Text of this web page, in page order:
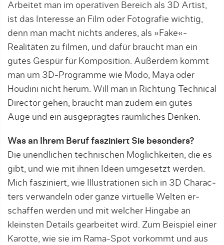
Arbeitet man im operativen Bereich als 3D Artist,
ist das Interesse an Film oder Fotografie wichtig,
denn man macht nichts anderes, als »Fake«-
Realitäten zu filmen, und dafür braucht man ein
gutes Gespür für Komposition. Außerdem kommt
man um 3D-Programme wie Modo, Maya oder
Houdini nicht he­rum. Will man in Richtung Technical
Director gehen, braucht man zudem ein gutes
Auge und ein ausgeprägtes räumliches Denken.
Was an Ihrem Beruf fasziniert Sie besonders?
Die unendlichen technischen Möglichkeiten, die es
gibt, und wie mit ihnen Ideen umgesetzt werden.
Mich fasziniert, wie Illustrationen sich in 3D Charac­
ters verwandeln oder ganze virtuelle Welten er­
schaf­fen werden und mit welcher Hingabe an
kleins­ten Details gearbeitet wird. Zum Beispiel einer
Karot­te, wie sie im Rama-Spot vorkommt und aus